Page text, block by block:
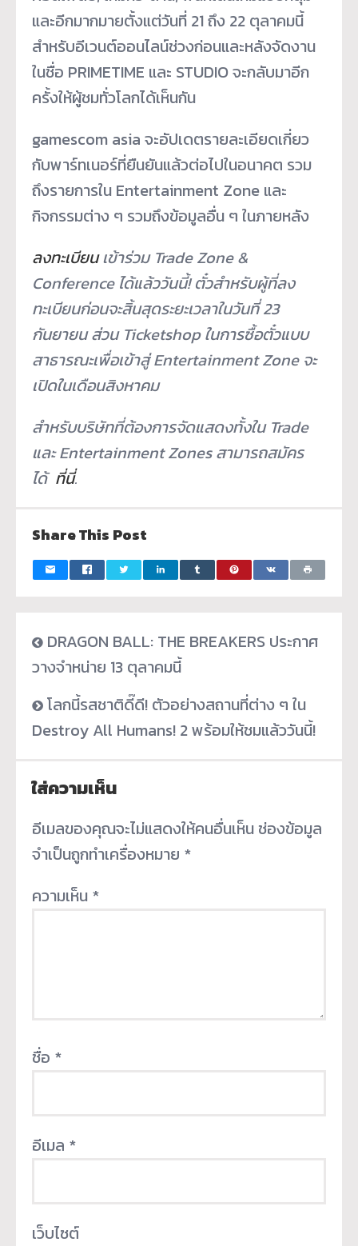
และอีกมากมายตั้งแต่วันที่ 21 ถึง 22 ตุลาคมนี้
สำหรับอีเวนต์ออนไลน์ช่วงก่อนและหลังจัดงาน
ในชื่อ PRIMETIME และ STUDIO จะกลับมาอีก
ครั้งให้ผู้ชมทั่วโลกได้เห็นกัน
gamescom asia จะอัปเดตรายละเอียดเกี่ยว
กับพาร์ทเนอร์ที่ยืนยันแล้วต่อไปในอนาคต รวม
ถึงรายการใน Entertainment Zone และ
กิจกรรมต่าง ๆ รวมถึงข้อมูลอื่น ๆ ในภายหลัง
ลงทะเบียน เข้าร่วม Trade Zone &
Conference ได้แล้ววันนี้! ตั๋วสำหรับผู้ที่ลง
ทะเบียนก่อนจะสิ้นสุดระยะเวลาในวันที่ 23
กันยายน ส่วน Ticketshop ในการซื้อตั๋วแบบ
สาธารณะเพื่อเข้าสู่ Entertainment Zone จะ
เปิดในเดือนสิงหาคม
สำหรับบริษัทที่ต้องการจัดแสดงทั้งใน Trade
และ Entertainment Zones สามารถสมัคร
ได้ ที่นี่.
Share This Post
DRAGON BALL: THE BREAKERS ประกาศ
วางจำหน่าย 13 ตุลาคมนี้
โลกนี้รสชาติดี๊ดี! ตัวอย่างสถานที่ต่าง ๆ ใน
Destroy All Humans! 2 พร้อมให้ชมแล้ววันนี้!
ใส่ความเห็น
อีเมลของคุณจะไม่แสดงให้คนอื่นเห็น ช่องข้อมูล
จำเป็นถูกทำเครื่องหมาย *
ความเห็น *
ชื่อ *
อีเมล *
เว็บไซต์